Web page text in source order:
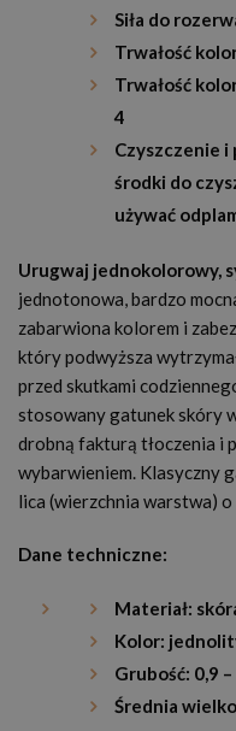
Siła do
Trwałość
Trwałość
4
Czyszczenie i
środki do
używać
Urugwaj jednokolorowy,
jednotonowa, bardzo
zabarwiona kolorem i
który podwyższa
przed skutkami
stosowany gatunek skóry
drobną fakturą tłoczenia i
wybarwieniem. Klasyczny
lica (wierzchnia warstwa) o
Dane techniczne:
Materiał:
Kolor:
Grubość: 0,9 –
Średnia